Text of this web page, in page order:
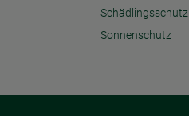
Schädlingsschutz
Sonnenschutz